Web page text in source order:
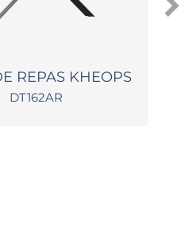
REPAS KHEOPS
DT162AR